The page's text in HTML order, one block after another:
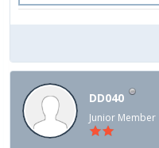
DD040
Junior Member